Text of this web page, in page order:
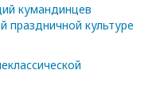
кумандинцев
праздничной культуре